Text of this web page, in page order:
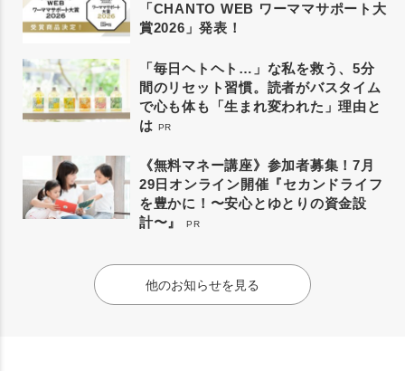
「CHANTO WEB ワーママサポート大
賞2026」発表！
「毎日ヘトヘト…」な私を救う、5分
間のリセット習慣。読者がバスタイム
で心も体も「生まれ変われた」理由と
は PR
《無料マネー講座》参加者募集！7月
29日オンライン開催『セカンドライフ
を豊かに！〜安心とゆとりの資金設
計〜』
PR
他のお知らせを見る